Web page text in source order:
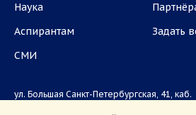
Наука
Аспирантам
СМИ
Задать
ул. Большая Санкт-Петербургская, 41, каб.